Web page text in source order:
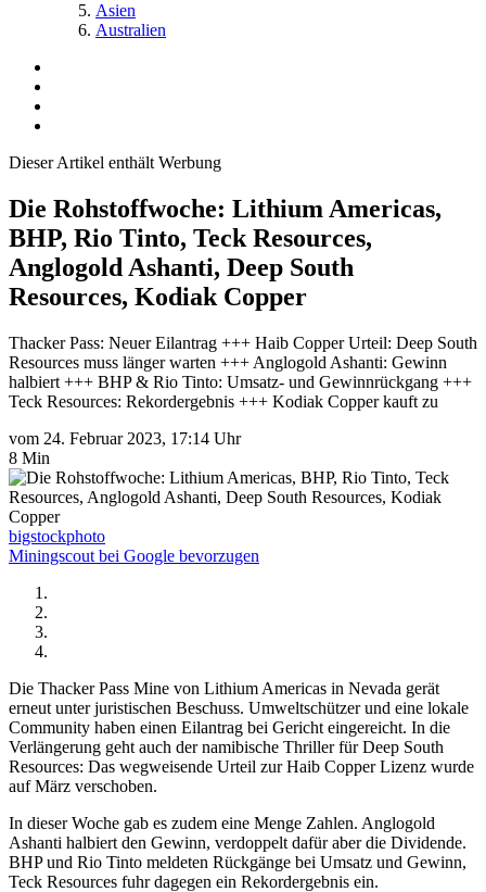
Asien
Australien
Dieser Artikel enthält Werbung
Die Rohstoffwoche: Lithium Americas,
BHP, Rio Tinto, Teck Resources,
Anglogold Ashanti, Deep South
Resources, Kodiak Copper
Thacker Pass: Neuer Eilantrag +++ Haib Copper Urteil: Deep South
Resources muss länger warten +++ Anglogold Ashanti: Gewinn
halbiert +++ BHP & Rio Tinto: Umsatz- und Gewinnrückgang +++
Teck Resources: Rekordergebnis +++ Kodiak Copper kauft zu
vom 24. Februar 2023, 17:14 Uhr
8 Min
bigstockphoto
Miningscout bei Google bevorzugen
Die Thacker Pass Mine von Lithium Americas in Nevada gerät
erneut unter juristischen Beschuss. Umweltschützer und eine lokale
Community haben einen Eilantrag bei Gericht eingereicht. In die
Verlängerung geht auch der namibische Thriller für Deep South
Resources: Das wegweisende Urteil zur Haib Copper Lizenz wurde
auf März verschoben.
In dieser Woche gab es zudem eine Menge Zahlen. Anglogold
Ashanti halbiert den Gewinn, verdoppelt dafür aber die Dividende.
BHP und Rio Tinto meldeten Rückgänge bei Umsatz und Gewinn,
Teck Resources fuhr dagegen ein Rekordergebnis ein.